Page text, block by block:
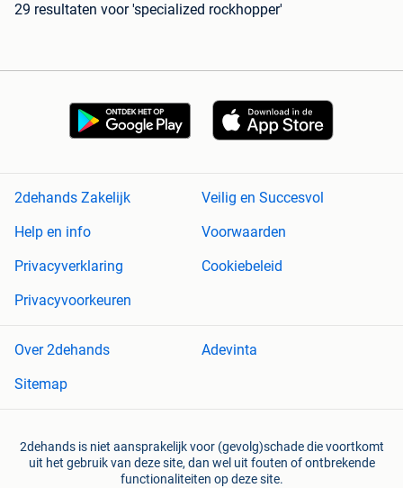
29 resultaten voor 'specialized rockhopper'
2dehands Zakelijk
Veilig en Succesvol
Help en info
Voorwaarden
Privacyverklaring
Cookiebeleid
Privacyvoorkeuren
Over 2dehands
Adevinta
Sitemap
2dehands is niet aansprakelijk voor (gevolg)schade die voortkomt
uit het gebruik van deze site, dan wel uit fouten of ontbrekende
functionaliteiten op deze site.